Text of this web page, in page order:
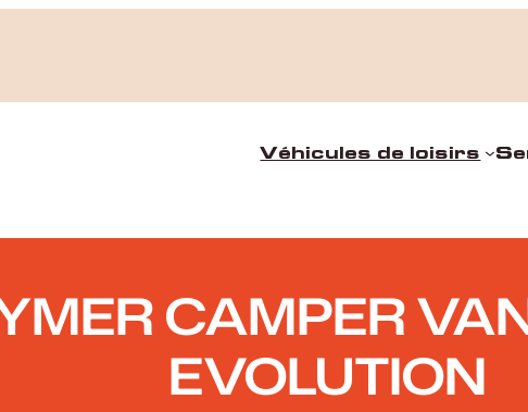
Véhicules de loisirs
CAMPER
EVOLUTION